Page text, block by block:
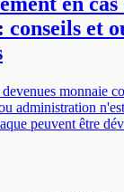
conseils et
monnaie
administration
peuvent être